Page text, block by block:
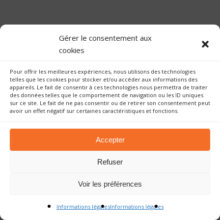
Gérer le consentement aux
cookies
Pour offrir les meilleures expériences, nous utilisons des technologies
telles que les cookies pour stocker et/ou accéder aux informations des
appareils. Le fait de consentir à ces technologies nous permettra de traiter
des données telles que le comportement de navigation ou les ID uniques
sur ce site. Le fait de ne pas consentir ou de retirer son consentement peut
avoir un effet négatif sur certaines caractéristiques et fonctions.
Accepter
Refuser
Voir les préférences
Informations légalesInformations légales
©Copyright 2023 AIN'APPUI | Tous droits
réservés.
Crédits et mentions légales - Gestion des
AB6NET